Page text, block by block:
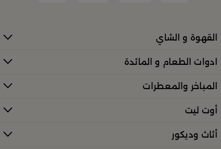
تسوقي أدوات تقديم وضيافة راقية في
إذا كنتِ تبحثين عن أدوات تقديم مميزة لإفطار العائلة أو احتفال
خاص، فستجدين كل ما تحتاجينه لدى
الأنيقة إلى أرفف التقديم والصواني، صُمّمت المنتجات لتمنحك
لمسات فاخرة في كل مناسبة. اكتشفي الخيارات عبر الرابط
الرئيسي:تسوّقي أدوات التقديم والضيافة في بلن‌ــدز
القهوة و الشاي
ادوات الطعام و المائدة
المباخر والمعطرات
أوت ليت
أثاث وديكور